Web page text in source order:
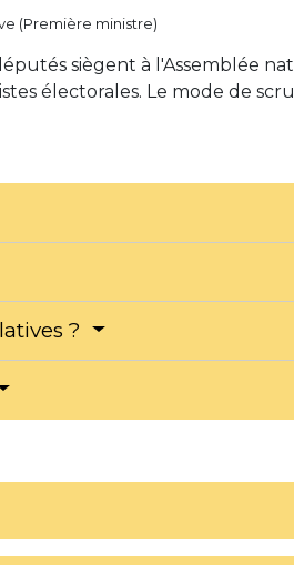
(Première ministre)
siègent à l'Assemblée
électorales. Le mode de
?